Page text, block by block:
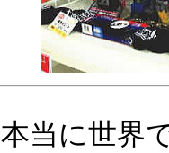
本当に世界